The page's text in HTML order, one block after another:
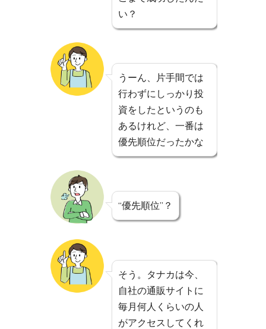
い？
うーん、片手間では
行わずにしっかり投
資をしたというのも
あるけれど、一番は
優先順位だったかな
“優先順位”？
そう。タナカは今、
自社の通販サイトに
毎月何人くらいの人
がアクセスしてくれ